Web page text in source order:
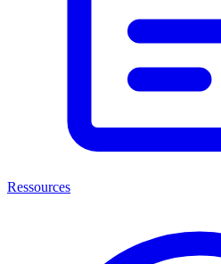
Ressources